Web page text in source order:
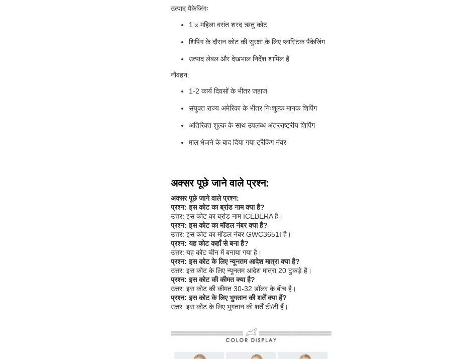
उत्पाद पैकेजिंगः
1 x महिला वसंत शरद ऋतु कोट
शिपिंग के दौरान कोट की सुरक्षा के लिए प्लास्टिक पैकेजिंग
उत्पाद लेबल और देखभाल निर्देश शामिल हैं
नौवहन:
1-2 कार्य दिवसों के भीतर जहाज
संयुक्त राज्य अमेरिका के भीतर निःशुल्क मानक शिपिंग
अतिरिक्त शुल्क के साथ उपलब्ध अंतरराष्ट्रीय शिपिंग
माल भेजने के बाद दिया गया ट्रैकिंग नंबर
अक्सर पूछे जाने वाले प्रश्न:
अक्सर पूछे जाने वाले प्रश्न:
प्रश्न: इस कोट का ब्रांड नाम क्या है?
उत्तर: इस कोट का ब्रांड नाम ICEBERA है।
प्रश्न: इस कोट का मॉडल नंबर क्या है?
उत्तर: इस कोट का मॉडल नंबर GWC3651I है।
प्रश्न: यह कोट कहाँ से बना है?
उत्तर: यह कोट चीन में बनाया गया है।
प्रश्न: इस कोट के लिए न्यूनतम आदेश मात्रा क्या है?
उत्तर: इस कोट के लिए न्यूनतम आदेश मात्रा 20 टुकड़े है।
प्रश्न: इस कोट की कीमत क्या है?
उत्तर: इस कोट की कीमत 30-32 डॉलर के बीच है।
प्रश्न: इस कोट के लिए भुगतान की शर्तें क्या हैं?
उत्तर: इस कोट के लिए भुगतान की शर्तें टी/टी हैं।